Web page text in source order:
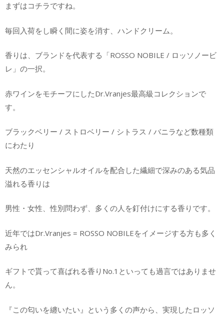
まずはコチラですね。
毎回入荷をし瞬く間に姿を消す、ハンドクリーム。
香りは、ブランドを代表する「ROSSO NOBILE / ロッソノービ
レ」の一択。
赤ワインをモチーフにしたDr.Vranjes最高級コレクションで
す。
ブラックベリー / ストロベリー / シトラス / バニラなど数種類
にわたり
天然のエッセンシャルオイルを配合した繊細で深みのある気品
溢れる香りは
男性・女性、性別問わず、多くの人を釘付けにする香りです。
近年ではDr.Vranjes = ROSSO NOBILEをイメージする方も多く
みられ
ギフトで貰って喜ばれる香りNo.1といっても過言ではありませ
ん。
『この匂いを纏いたい』という多くの声から、実現したロッソ